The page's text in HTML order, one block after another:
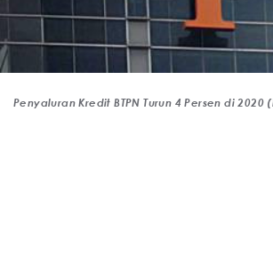
Penyaluran Kredit BTPN Turun 4 Persen di 2020